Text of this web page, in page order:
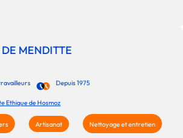
MENDITTE
Depuis 1975
Ethique de Hosmoz
Artisanat Nettoyage et entretien